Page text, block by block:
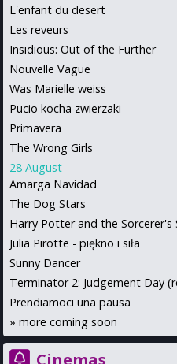
L'enfant du desert
Les reveurs
Insidious: Out of the Further
Nouvelle Vague
Was Marielle weiss
Pucio kocha zwierzaki
Primavera
The Wrong Girls
28 August
Amarga Navidad
The Dog Stars
Harry Potter and the Sorcerer's
Julia Pirotte - piękno i siła
Sunny Dancer
Terminator 2: Judgement Day
Prendiamoci una pausa
» more coming soon